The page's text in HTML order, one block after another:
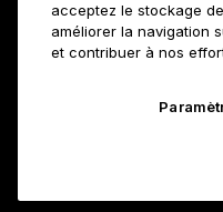
Accessoires
Wallet Monero
Wallet USDT
Échangez des cryptos
Pour les start-ups
Fonds Ledger Cathay Capital
acceptez le stockage
améliorer la navigation
et contribuer à nos